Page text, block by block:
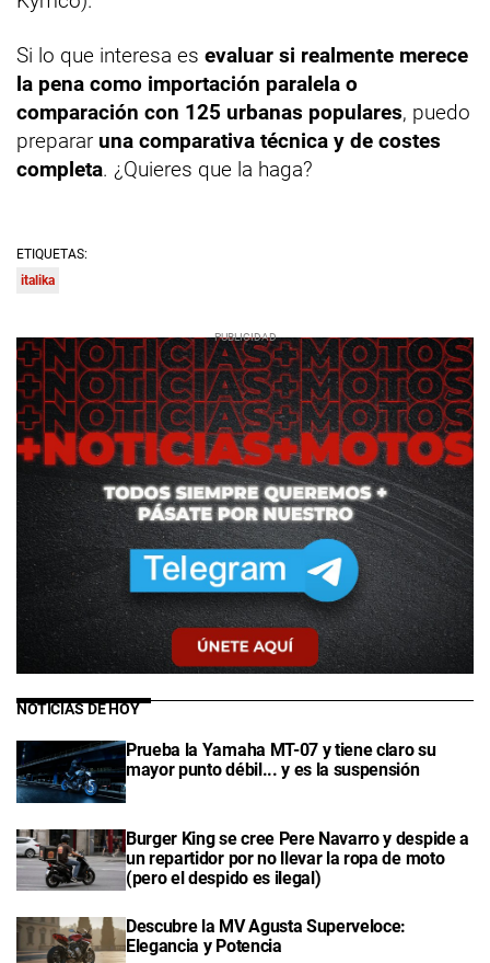
Si lo que interesa es evaluar si realmente merece
la pena como importación paralela o
comparación con 125 urbanas populares, puedo
preparar una comparativa técnica y de costes
completa. ¿Quieres que la haga?
ETIQUETAS:
italika
NOTICIAS DE HOY
Prueba la Yamaha MT-07 y tiene claro su
mayor punto débil... y es la suspensión
Burger King se cree Pere Navarro y despide a
un repartidor por no llevar la ropa de moto
(pero el despido es ilegal)
Descubre la MV Agusta Superveloce:
Elegancia y Potencia